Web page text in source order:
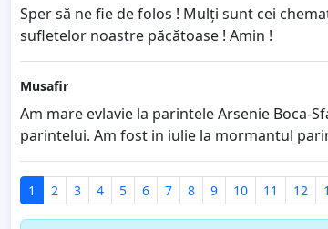
Sper să ne fie de folos ! Mulți sunt cei
sufletelor noastre păcătoase ! Amin !
Musafir
Am mare evlavie la parintele Arsenie Boca-
parintelui. Am fost in iulie la mormantul
1 2 3 4 5 6 7 8 9 10 11 12